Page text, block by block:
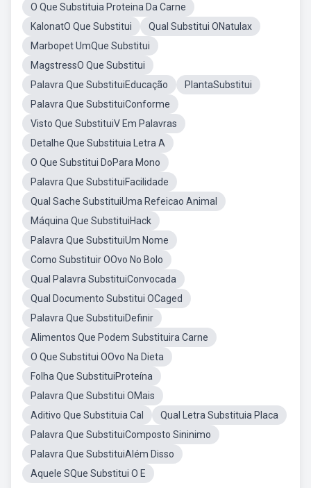
O Que Substituia Proteina Da Carne
KalonatO Que Substitui
Qual Substitui ONatulax
Marbopet UmQue Substitui
MagstressO Que Substitui
Palavra Que SubstituiEducação
PlantaSubstitui
Palavra Que SubstituiConforme
Visto Que SubstituiV Em Palavras
Detalhe Que Substituia Letra A
O Que Substitui DoPara Mono
Palavra Que SubstituiFacilidade
Qual Sache SubstituiUma Refeicao Animal
Máquina Que SubstituiHack
Palavra Que SubstituiUm Nome
Como Substituir OOvo No Bolo
Qual Palavra SubstituiConvocada
Qual Documento Substitui OCaged
Palavra Que SubstituiDefinir
Alimentos Que Podem Substituira Carne
O Que Substitui OOvo Na Dieta
Folha Que SubstituiProteína
Palavra Que Substitui OMais
Aditivo Que Substituia Cal
Qual Letra Substituia Placa
Palavra Que SubstituiComposto Sininimo
Palavra Que SubstituiAlém Disso
Aquele SQue Substitui O E